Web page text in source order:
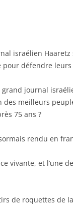
israélien
pour défendre
journal
des meilleurs
75 ans ?
rendu en
vivante, et l’une
de roquettes de